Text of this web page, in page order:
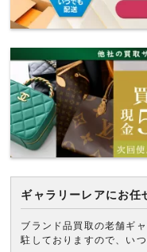
ギャラリーレアにお任
ブランド品買取の老舗ギ
駐しておりますので、い